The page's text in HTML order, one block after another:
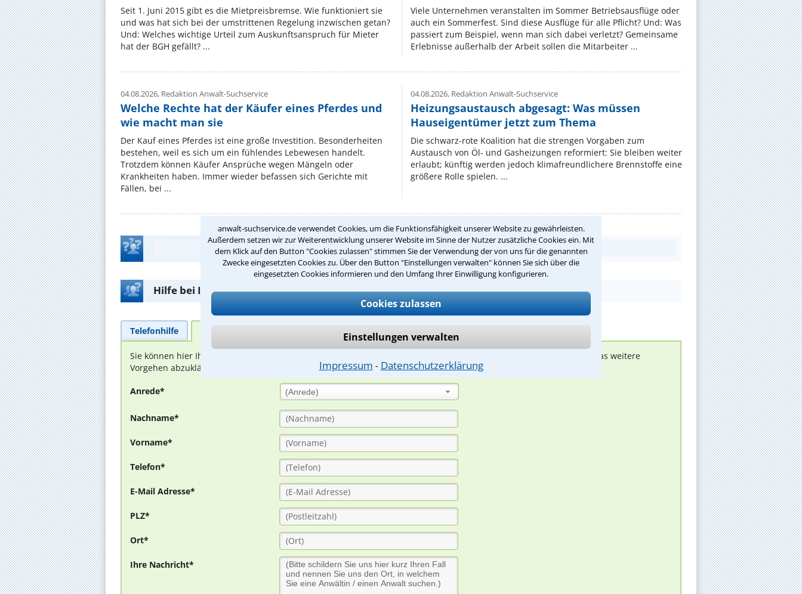
anwalt-suchservice.de verwendet Cookies, um die Funktionsfähigkeit unserer Website zu gewährleisten.
Außerdem setzen wir zur Weiterentwicklung unserer Website im Sinne der Nutzer zusätzliche Cookies ein. Mit
dem Klick auf den Button "Cookies zulassen" stimmen Sie der Verwendung der von uns für die genannten
Zwecke eingesetzten Cookies zu. Über den Button "Einstellungen verwalten" können Sie sich über die
eingesetzten Cookies informieren und den Umfang Ihrer Einwilligung konfigurieren.
Cookies zulassen
Einstellungen verwalten
Impressum ⁃ Datenschutzerklärung
Seit 1. Juni 2015 gibt es die Mietpreisbremse. Wie funktioniert sie
und was hat sich bei der umstrittenen Regelung inzwischen getan?
Und: Welches wichtige Urteil zum Auskunftsanspruch für Mieter
hat der BGH gefällt? ...
Viele Unternehmen veranstalten im Sommer Betriebsausflüge oder
auch ein Sommerfest. Sind diese Ausflüge für alle Pflicht? Und: Was
passiert zum Beispiel, wenn man sich dabei verletzt? Gemeinsame
Erlebnisse außerhalb der Arbeit sollen die Mitarbeiter ...
04.08.2026, Redaktion Anwalt-Suchservice
Welche Rechte hat der Käufer eines Pferdes und
wie macht man sie
Der Kauf eines Pferdes ist eine große Investition. Besonderheiten
bestehen, weil es sich um ein fühlendes Lebewesen handelt.
Trotzdem können Käufer Ansprüche wegen Mängeln oder
Krankheiten haben. Immer wieder befassen sich Gerichte mit
Fällen, bei ...
04.08.2026,Redaktion Anwalt-Suchservice
Heizungsaustausch abgesagt: Was müssen
Hauseigentümer jetzt zum Thema
Die schwarz-rote Koalition hat die strengen Vorgaben zum
Austausch von Öl‑ und Gasheizungen reformiert: Sie bleiben weiter
erlaubt; künftig werden jedoch klimafreundlichere Brennstoffe eine
größere Rolle spielen. ...
Teste Dein Rechtswissen
Hilfe bei Ihrer Anwaltsuche?
Telefonhilfe Beratungsanfrage
Sie können hier Ihren Fall schildern. Anschließend werden sich spezialisierte Rechtsanwälte bei Ihnen melden, um das weitere
Vorgehen abzuklären. Die Rückmeldung durch einen Anwalt ist für Sie kostenlos.
Anrede* (Anrede)
Nachname*
Vorname*
Telefon*
E-Mail Adresse*
PLZ*
Ort*
Ihre Nachricht*